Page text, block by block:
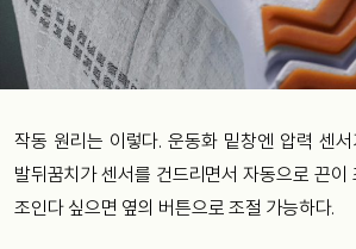
작동 원리는 이렇다. 운동화 밑창엔 압력 센
발뒤꿈치가 센서를 건드리면서 자동으로 끈이
조인다 싶으면 옆의 버튼으로 조절 가능하다.